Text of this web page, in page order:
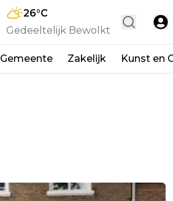
26°C
Gedeeltelijk Bewolkt
Gemeente Zakelijk Kunst en